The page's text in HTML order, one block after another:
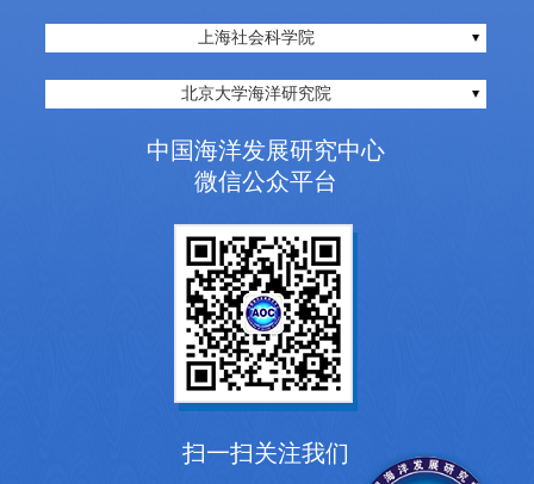
上海社会科学院
北京大学海洋研究院
中国海洋发展研究中心
微信公众平台
扫一扫关注我们